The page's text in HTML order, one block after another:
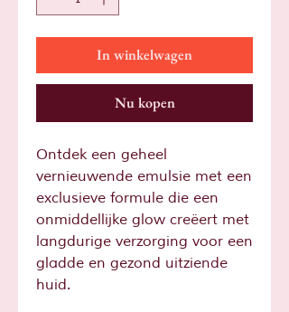
In winkelwagen
Nu kopen
Ontdek een geheel
vernieuwende emulsie met een
exclusieve formule die een
onmiddellijke glow creëert met
langdurige verzorging voor een
gladde en gezond uitziende
huid.